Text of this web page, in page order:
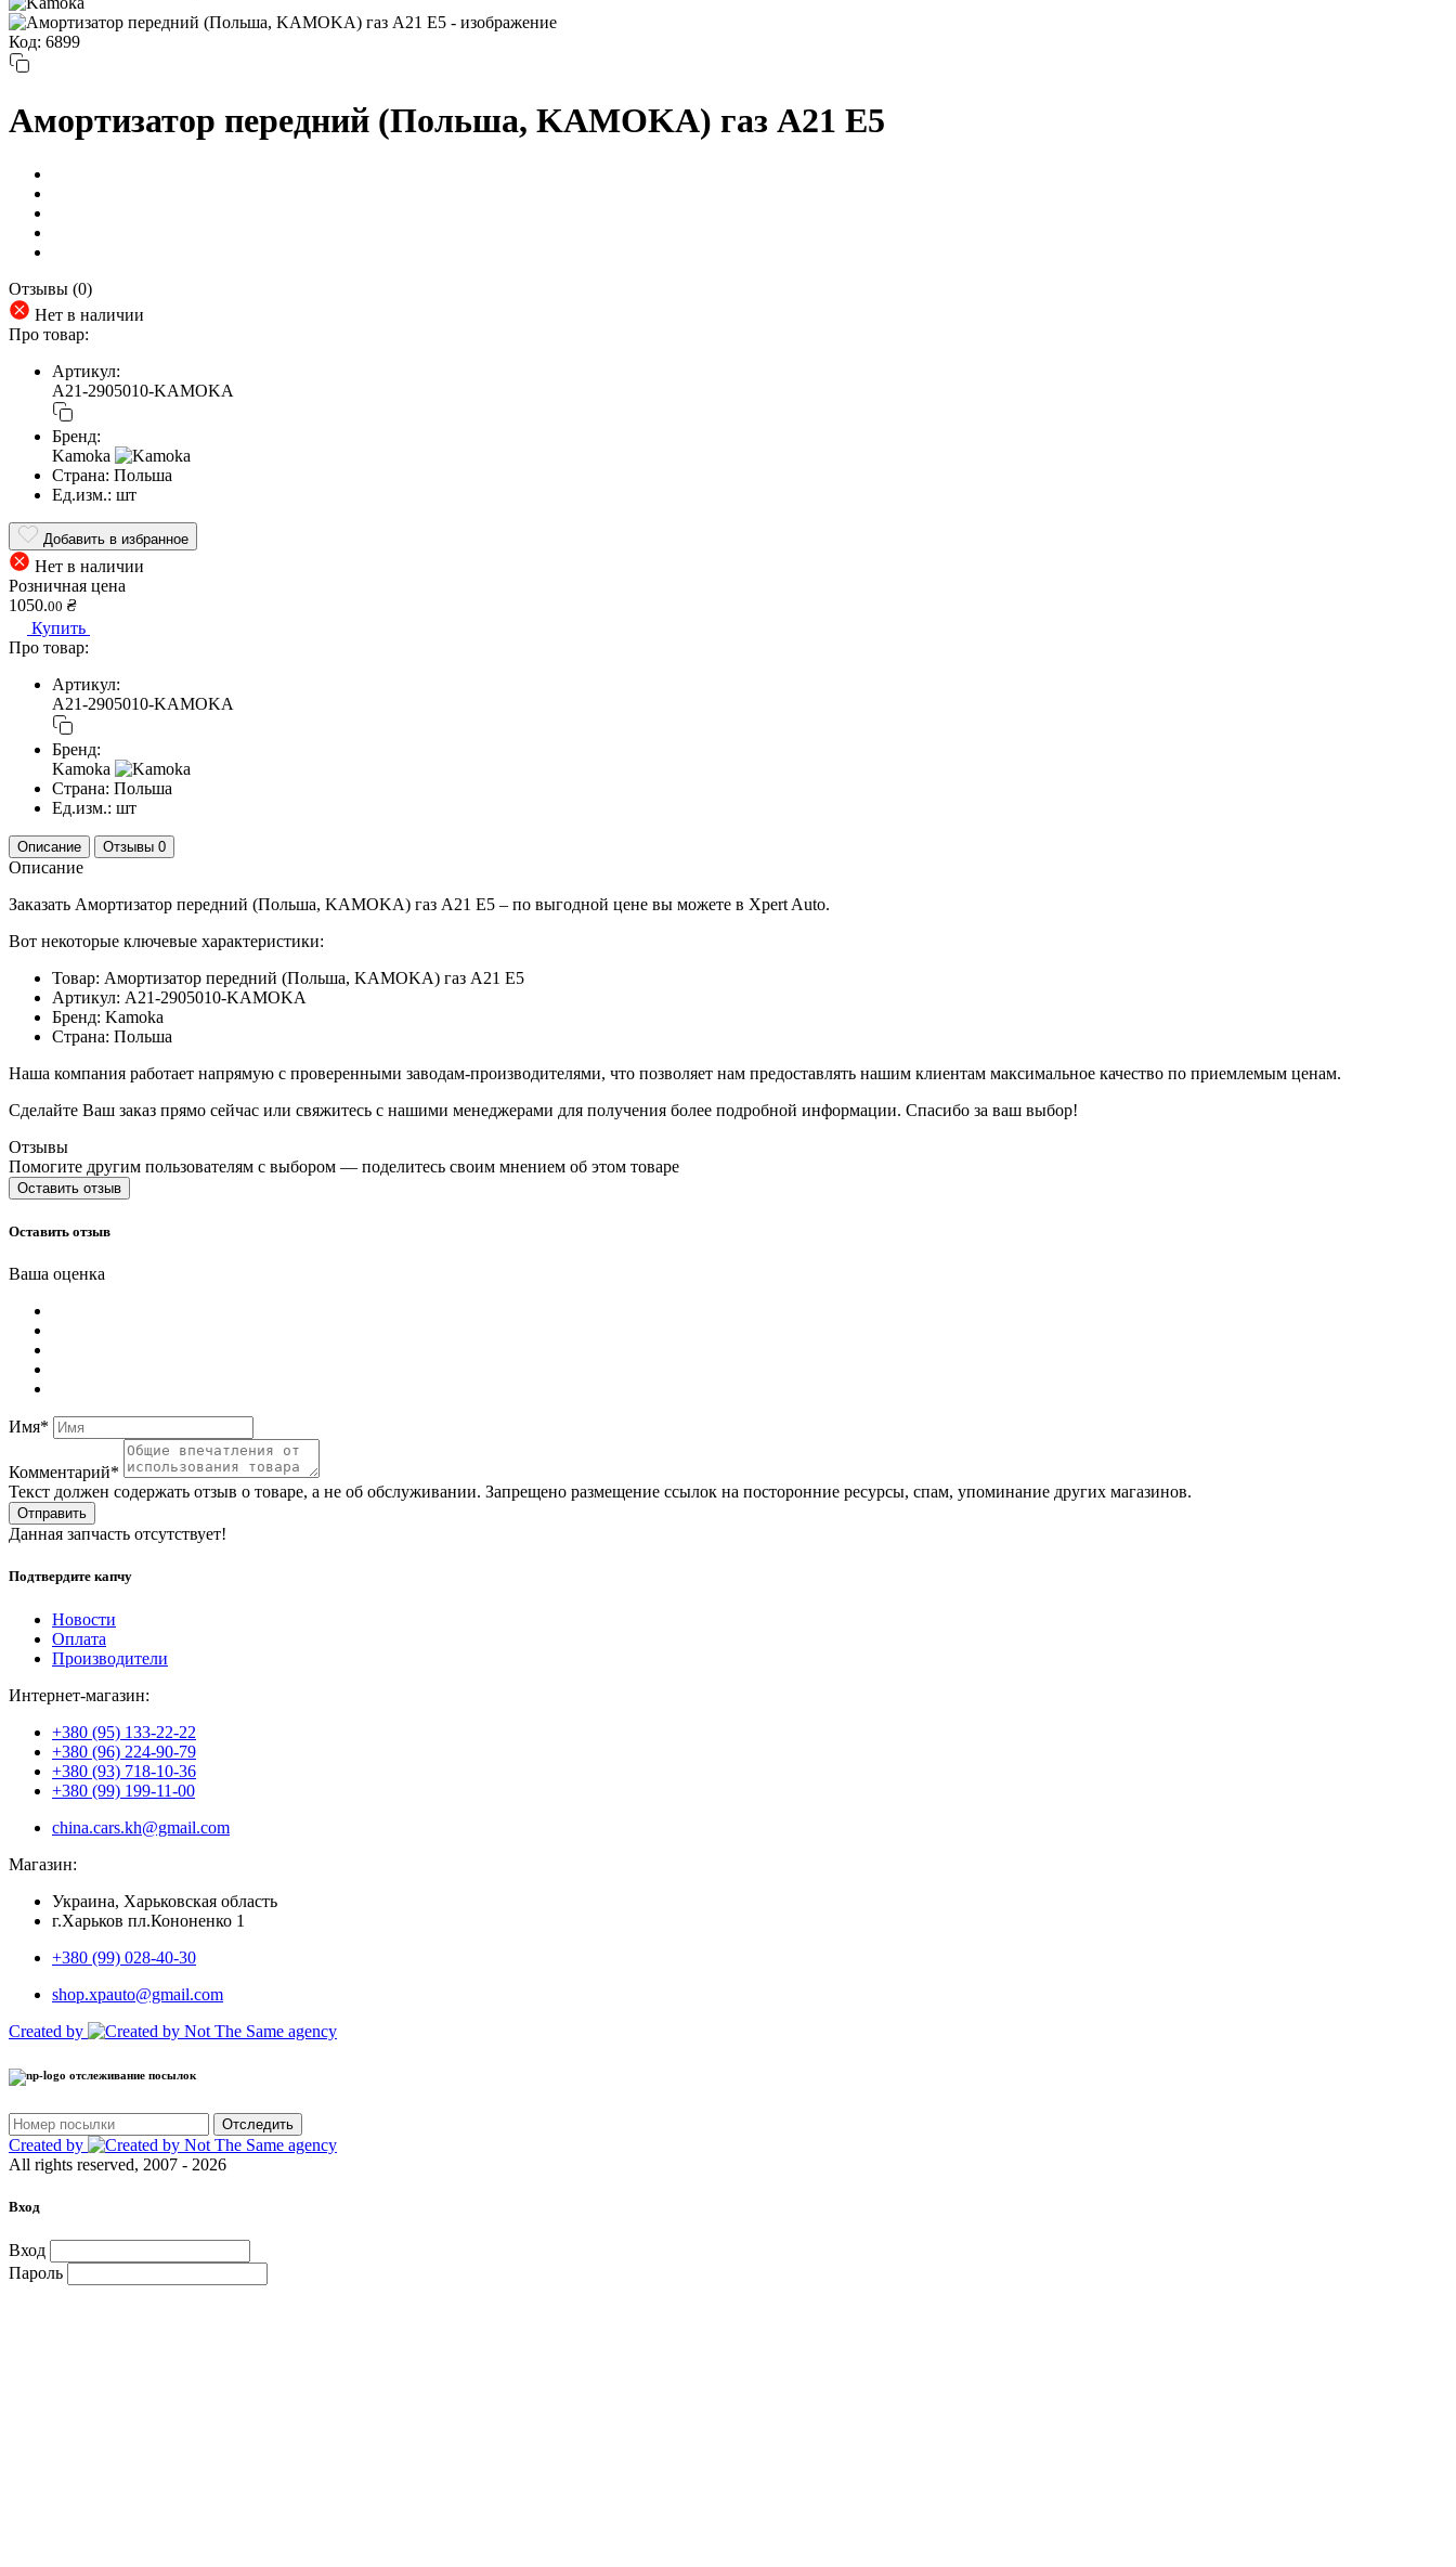
Код: 6899
Амортизатор передний (Польша, KAMOKA) газ A21 E5
Отзывы (0)
Нет в наличии
Про товар:
Артикул:
A21-2905010-KAMOKA
Бренд:
Kamoka
Страна: Польша
Ед.изм.: шт
Добавить в избранное
Нет в наличии
Розничная цена
1050.00 ₴
Купить
Про товар:
Артикул:
A21-2905010-KAMOKA
Бренд:
Kamoka
Страна: Польша
Ед.изм.: шт
Описание Отзывы 0
Описание
Заказать Амортизатор передний (Польша, KAMOKA) газ A21 E5 – по выгодной цене вы можете в Xpert Auto.
Вот некоторые ключевые характеристики:
Товар: Амортизатор передний (Польша, KAMOKA) газ A21 E5
Артикул: A21-2905010-KAMOKA
Бренд: Kamoka
Страна: Польша
Наша компания работает напрямую с проверенными заводам-производителями, что позволяет нам предоставлять нашим клиентам максимальное качество по приемлемым ценам.
Сделайте Ваш заказ прямо сейчас или свяжитесь с нашими менеджерами для получения более подробной информации. Спасибо за ваш выбор!
Отзывы
Помогите другим пользователям с выбором — поделитесь своим мнением об этом товаре
Оставить отзыв
Оставить отзыв
Ваша оценка
Имя*
Комментарий*
Текст должен содержать отзыв о товаре, а не об обслуживании. Запрещено размещение ссылок на посторонние ресурсы, спам, упоминание других магазинов.
Отправить
Данная запчасть отсутствует!
Подтвердите капчу
Новости
Оплата
Производители
Интернет-магазин:
+380 (95) 133-22-22
+380 (96) 224-90-79
+380 (93) 718-10-36
+380 (99) 199-11-00
china.cars.kh@gmail.com
Магазин:
Украина, Харьковская область
г.Харьков пл.Кононенко 1
+380 (99) 028-40-30
shop.xpauto@gmail.com
Created by
отслеживание посылок
Отследить
Created by
All rights reserved, 2007 - 2026
Вход
Вход
Пароль